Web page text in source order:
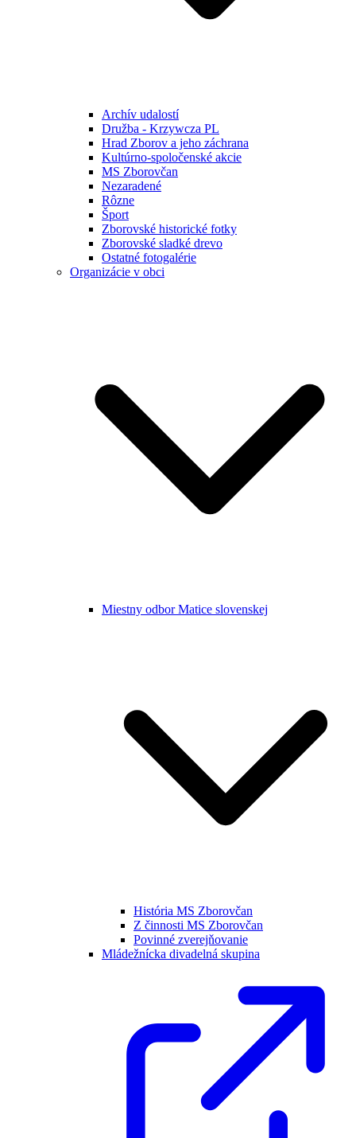
Archív udalostí
Družba - Krzywcza PL
Hrad Zborov a jeho záchrana
Kultúrno-spoločenské akcie
MS Zborovčan
Nezaradené
Rôzne
Šport
Zborovské historické fotky
Zborovské sladké drevo
Ostatné fotogalérie
Organizácie v obci
Miestny odbor Matice slovenskej
História MS Zborovčan
Z činnosti MS Zborovčan
Povinné zverejňovanie
Mládežnícka divadelná skupina